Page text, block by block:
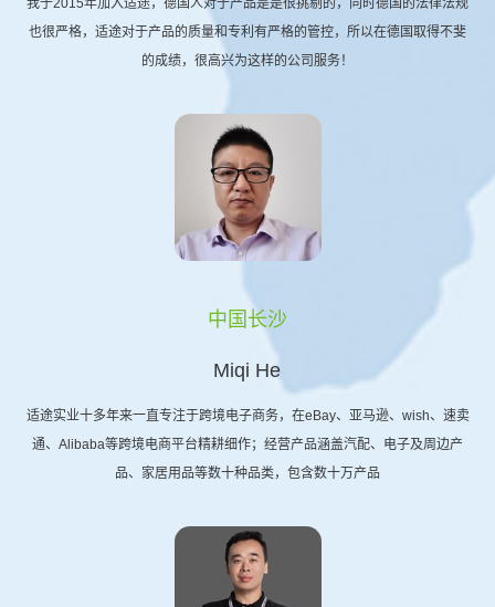
我于2015年加入适途，德国人对于产品是是很挑剔的，同时德国的法律法规
也很严格，适途对于产品的质量和专利有严格的管控，所以在德国取得不斐
的成绩，很高兴为这样的公司服务！
中国长沙
Miqi He
适途实业十多年来一直专注于跨境电子商务，在eBay、亚马逊、wish、速卖
通、Alibaba等跨境电商平台精耕细作；经营产品涵盖汽配、电子及周边产
品、家居用品等数十种品类，包含数十万产品